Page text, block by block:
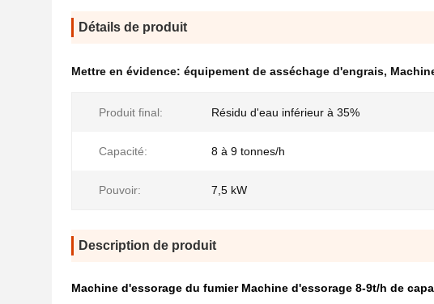
Détails de produit
Mettre en évidence: équipement de asséchage d'engrais,
Produit final: Résidu d'eau inférieur à 35%
Capacité: 8 à 9 tonnes/h
Pouvoir: 7,5 kW
Description de produit
Machine d'essorage du fumier Machine d'essorage 8-9t/h de